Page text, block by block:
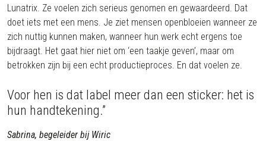
Lunatrix. Ze voelen zich serieus genomen en gewaardeerd. Dat
doet iets met een mens. Je ziet mensen openbloeien wanneer ze
zich nuttig kunnen maken, wanneer hun werk echt ergens toe
bijdraagt. Het gaat hier niet om ‘een taakje geven’, maar om
betrokken zijn bij een echt productieproces. En dat voelen ze.
Voor hen is dat label meer dan een sticker: het is
hun handtekening.”
Sabrina, begeleider bij Wiric